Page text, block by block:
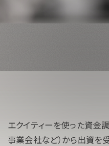
エクイティーを使った資金
事業会社など）から出資を